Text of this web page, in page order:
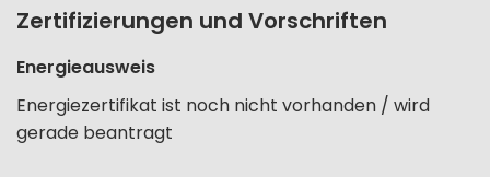
Zertifizierungen und Vorschriften
Energieausweis
Energiezertifikat ist noch nicht vorhanden / wird
gerade beantragt